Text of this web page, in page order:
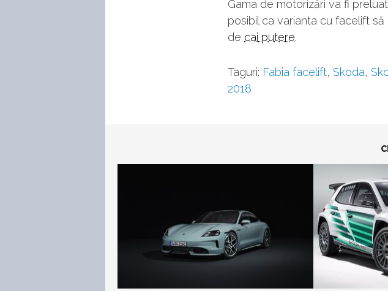
Gama de motorizări va fi
posibil ca varianta cu facelift să
de cai putere.
Taguri: Fabia facelift, Skoda,
2018